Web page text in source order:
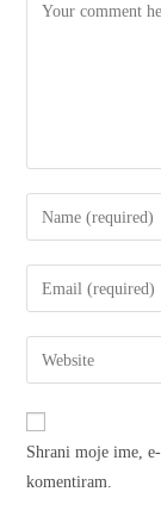
Shrani moje ime,
komentiram.